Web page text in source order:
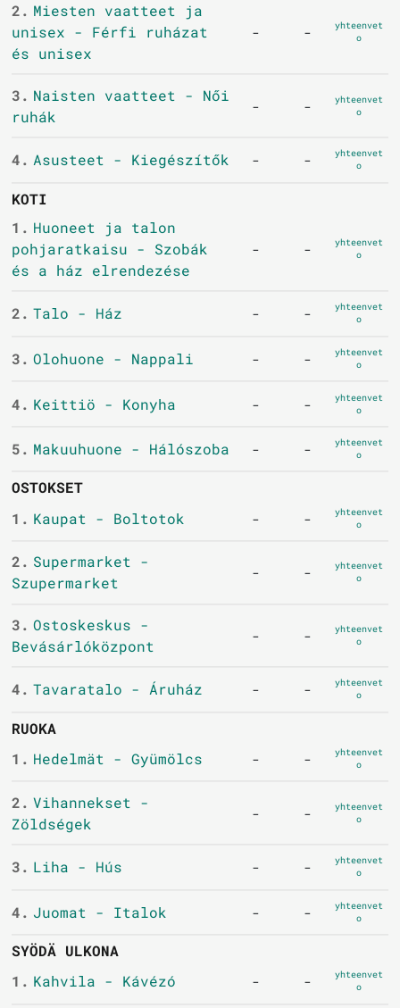
2. Miesten vaatteet ja
unisex - Férfi ruházat
és unisex
- -
yhteenvet
o
3. Naisten vaatteet - Női
ruhák
- -
yhteenvet
o
4. Asusteet - Kiegészítők - -
yhteenvet
o
KOTI
1. Huoneet ja talon
pohjaratkaisu - Szobák
és a ház elrendezése
- -
yhteenvet
o
2. Talo - Ház - -
yhteenvet
o
3. Olohuone - Nappali - -
yhteenvet
o
4. Keittiö - Konyha - -
yhteenvet
o
5. Makuuhuone - Hálószoba - -
yhteenvet
o
OSTOKSET
1. Kaupat - Boltotok - -
yhteenvet
o
2. Supermarket -
Szupermarket
- -
yhteenvet
o
3. Ostoskeskus -
Bevásárlóközpont
- -
yhteenvet
o
4. Tavaratalo - Áruház - -
yhteenvet
o
RUOKA
1. Hedelmät - Gyümölcs - -
yhteenvet
o
2. Vihannekset -
Zöldségek
- -
yhteenvet
o
3. Liha - Hús - -
yhteenvet
o
4. Juomat - Italok - -
yhteenvet
o
SYÖDÄ ULKONA
1. Kahvila - Kávézó - -
yhteenvet
o